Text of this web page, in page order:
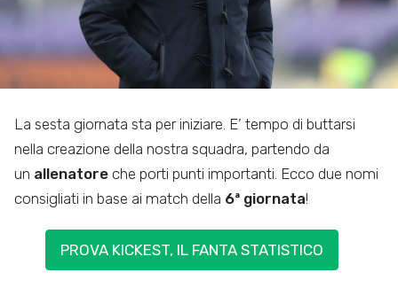
La sesta giornata sta per iniziare. E’ tempo di buttarsi
nella creazione della nostra squadra, partendo da
un allenatore che porti punti importanti. Ecco due nomi
consigliati in base ai match della 6ª giornata!
PROVA KICKEST, IL FANTA STATISTICO